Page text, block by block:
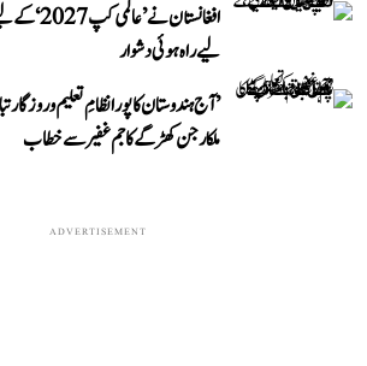
افغانستان
لیے راہ ہوئی دشوار
’آج ہندوستان کا پورا نظامِ تعلیم و روزگار
ملکارجن کھڑگے کا جم غفیر سے خطاب
ADVERTISEMENT